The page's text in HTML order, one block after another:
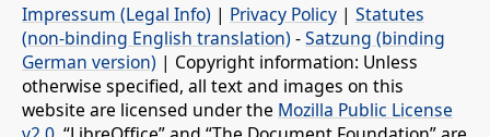
Impressum (Legal Info) | Privacy Policy | Statutes
(non-binding English translation) -Satzung (binding
German version) | Copyright information: Unless
otherwise specified, all text and images on this
website are licensed under the Mozilla Public License